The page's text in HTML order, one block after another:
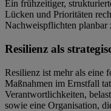
Ein frühzeitiger,
Lücken und Prioritäten
Nachweispflichten planbar
Resilienz als
Resilienz ist mehr als eine
Maßnahmen im Ernstfall
Verantwortlichkeiten,
sowie eine Organisation,